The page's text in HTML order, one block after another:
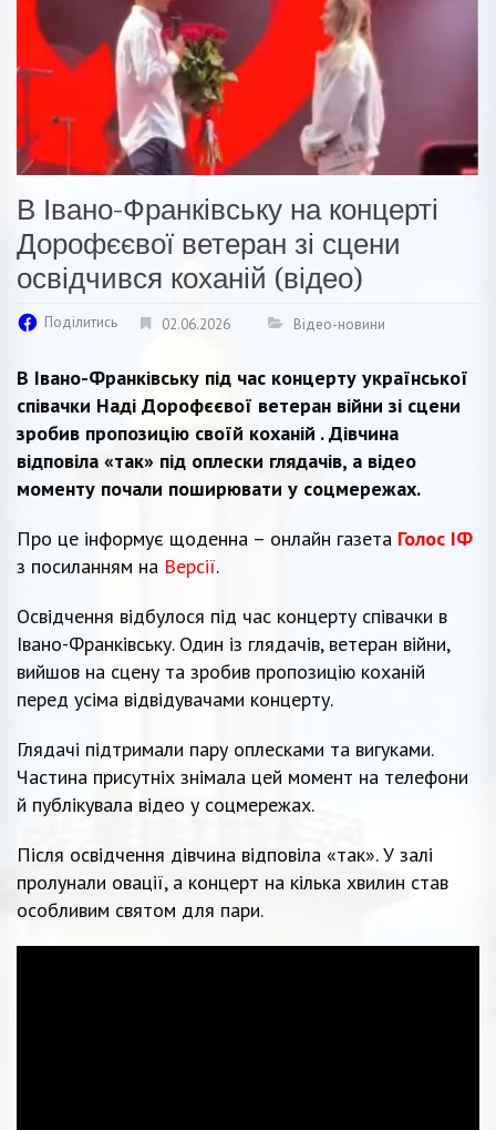
В Івано-Франківську на концерті
Дорофєєвої ветеран зі сцени
освідчився коханій (відео)
Поділитись 02.06.2026 Відео-новини
В Івано-Франківську під час концерту української
співачки Наді Дорофєєвої ветеран війни зі сцени
зробив пропозицію своїй коханій . Дівчина
відповіла «так» під оплески глядачів, а відео
моменту почали поширювати у соцмережах.
Про це інформує щоденна – онлайн газета Голос ІФ
з посиланням на Версії.
Освідчення відбулося під час концерту співачки в
Івано-Франківську. Один із глядачів, ветеран війни,
вийшов на сцену та зробив пропозицію коханій
перед усіма відвідувачами концерту.
Глядачі підтримали пару оплесками та вигуками.
Частина присутніх знімала цей момент на телефони
й публікувала відео у соцмережах.
Після освідчення дівчина відповіла «так». У залі
пролунали овації, а концерт на кілька хвилин став
особливим святом для пари.